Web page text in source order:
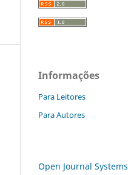
Informações
Para Leitores
Para Autores
Open Journal Systems